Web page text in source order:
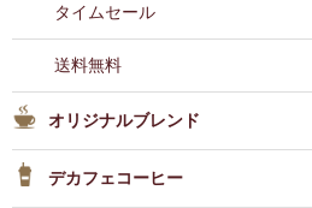
タイムセール
送料無料
オリジナルブレンド
デカフェコーヒー